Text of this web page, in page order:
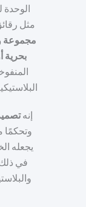
مثل
مجموعة
بحرية
إنه
وتحكمًا
يجعله
في ذلك